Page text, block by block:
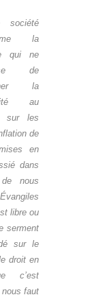
société
la
qui ne
de
la
au
sur les
de
en
dans
nous
libre ou
serment
sur le
droit en
c’est
faut